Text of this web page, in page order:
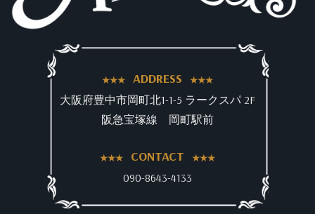
ADDRESS
大阪府豊中市岡町北1-1-5 ラークスパ 2F
阪急宝塚線 岡町駅前
CONTACT
090-8643-4133